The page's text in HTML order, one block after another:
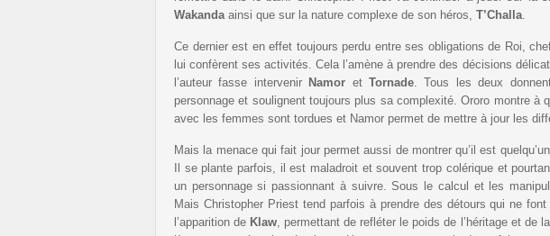
Wakanda ainsi que sur la nature complexe de son héros, T’Challa
Ce dernier est en effet toujours perdu entre ses obligations de Roi,
lui confèrent ses activités. Cela l’amène à prendre des décisions
l’auteur fasse intervenir Namor etTornade . Tous les deux
personnage et soulignent toujours plus sa complexité. Ororo montre à
avec les femmes sont tordues et Namor permet de mettre à jour les
Mais la menace qui fait jour permet aussi de montrer qu’il est
Il se plante parfois, il est maladroit et souvent trop colérique et
un personnage si passionnant à suivre. Sous le calcul et les
Mais Christopher Priest tend parfois à prendre des détours qui ne
l’apparition de Klaw , permettant de refléter le poids de l’héritage et de